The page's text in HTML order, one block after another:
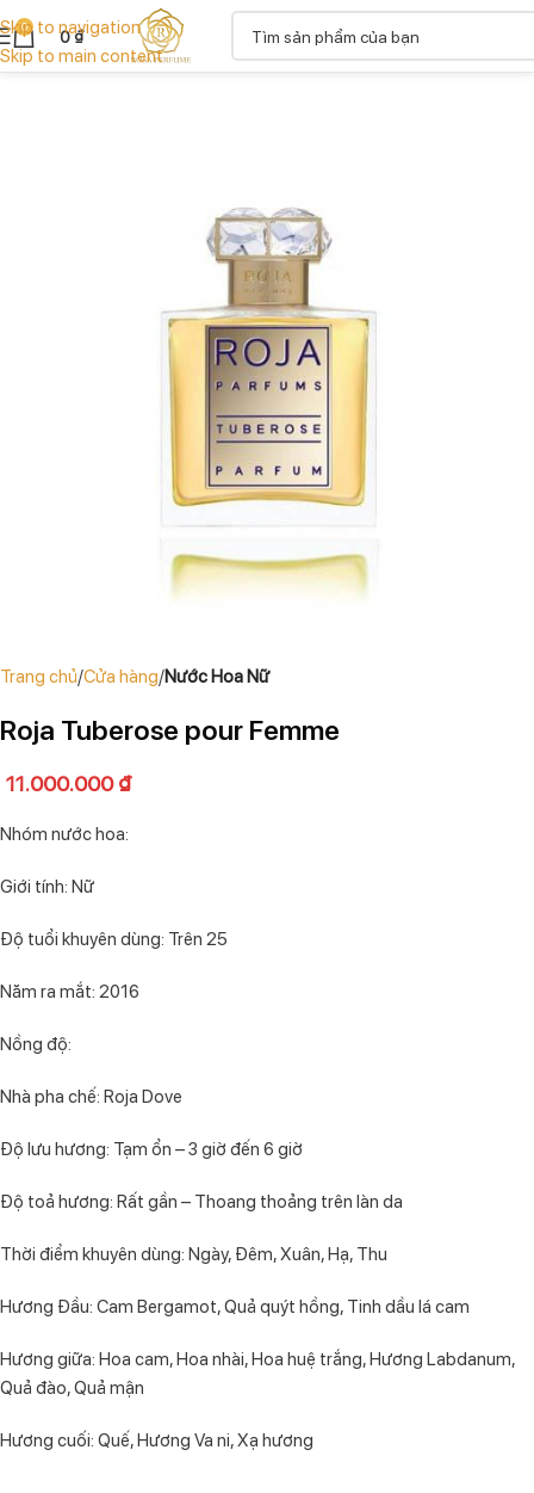
Skip to navigation
Skip to main content
0 0₫
Trang chủ Cửa hàng Nước Hoa Nữ
Roja Tuberose pour Femme
11.000.000₫
Nhóm nước hoa:
Giới tính: Nữ
Độ tuổi khuyên dùng: Trên 25
Năm ra mắt: 2016
Nồng độ:
Nhà pha chế: Roja Dove
Độ lưu hương: Tạm ổn – 3 giờ đến 6 giờ
Độ toả hương: Rất gần – Thoang thoảng trên làn da
Thời điểm khuyên dùng: Ngày, Đêm, Xuân, Hạ, Thu
Hương Đầu: Cam Bergamot, Quả quýt hồng, Tinh dầu lá cam
Hương giữa: Hoa cam, Hoa nhài, Hoa huệ trắng, Hương Labdanum,
Quả đào, Quả mận
Hương cuối: Quế, Hương Va ni, Xạ hương